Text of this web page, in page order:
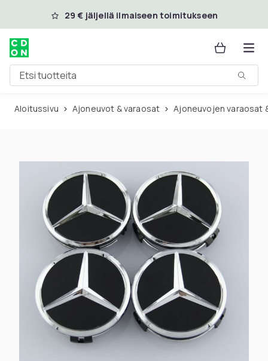
Ohita ja siirry pääsisältöön
29 € jäljellä ilmaiseen toimitukseen
Etsi tuotteita
Aloitussivu Ajoneuvot & varaosat Ajoneuvojen varaosat